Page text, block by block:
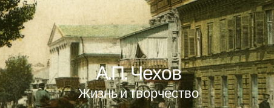
А.П. Чехов
Жизнь и творчество